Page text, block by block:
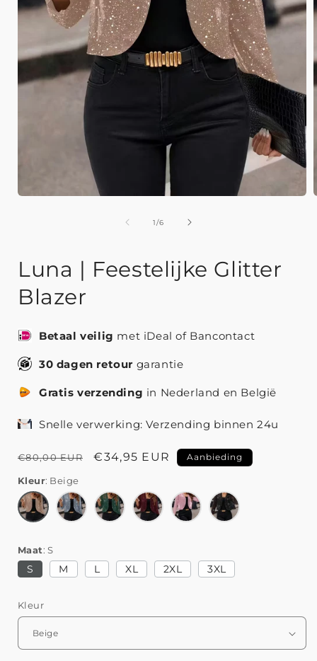
1/van
6
Luna | Feestelijke Glitter
Blazer
Betaal veilig met iDeal of Bancontact
30 dagen retour garantie
Gratis verzending in Nederland en België
Snelle verwerking: Verzending binnen 24u
Normale
prijs
€80,00 EUR Aanbiedingsprijs
€34,95 EUR Aanbieding
Kleur Beige
Maat S
S M L XL 2XL 3XL
Kleur